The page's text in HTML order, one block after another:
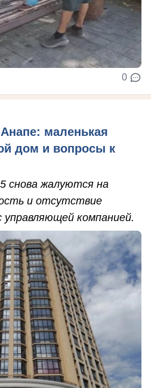
0
маленькая
дом и вопросы к
снова жалуются на
и отсутствие
управляющей компанией.